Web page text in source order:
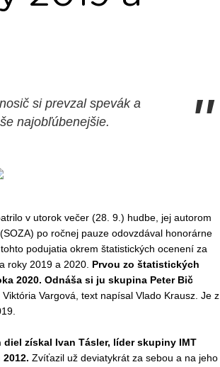
si prevzal spevák a
najobľúbenejšie.
"
v utorok večer (28. 9.) hudbe, jej autorom
po ročnej pauze odovzdával honorárne
podujatia okrem štatistických ocenení za
roky 2019 a 2020. Prvou zo štatistických
2020. Odnáša si ju skupina Peter Bič
Vargová, text napísal Vlado Krausz. Je z
získal Ivan Tásler, líder skupiny IMT
Zvíťazil už deviatykrát za sebou a na jeho